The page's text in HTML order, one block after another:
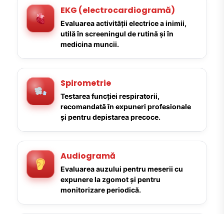
EKG (electrocardiogramă)
Evaluarea activității electrice a inimii,
utilă în screeningul de rutină și în
medicina muncii.
Spirometrie
Testarea funcției respiratorii,
recomandată în expuneri profesionale
și pentru depistarea precoce.
Audiogramă
Evaluarea auzului pentru meserii cu
expunere la zgomot și pentru
monitorizare periodică.